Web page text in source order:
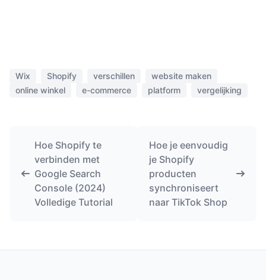
Wix Shopify verschillen
website maken
online winkel
e-commerce platform vergelijking
Hoe Shopify te
verbinden met
Google Search
Console (2024)
Volledige Tutorial
Hoe je eenvoudig
je Shopify
producten
synchroniseert
naar TikTok Shop